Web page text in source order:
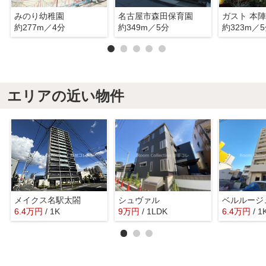
みのり幼稚園
約277m／4分
名古屋市森田保育園
約349m／5分
ガスト 本
約323m／
エリアの近い物件
メイクス名駅太閤
6.4万円 / 1K
シュヴァル
9万円 / 1LDK
ベルルージ
6.4万円 /